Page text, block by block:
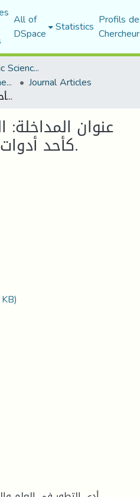
All of
DSpace Statistics Profils
Faculty of Economic Sciences, Commerce and Management Sciences
Department of management sciences Journal Articles
عنوان المداخلة: التنقيب عن البيانات كأحد أدوات الذكاء الاقتصادي.
عنوان المداخلة:
كأحد أدوات الذكاء الاقتصادي.